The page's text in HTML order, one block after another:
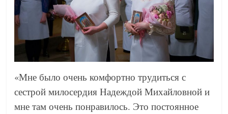
«Мне было очень комфортно трудиться с
сестрой милосердия Надеждой Михайловной и
мне там очень понравилось. Это постоянное